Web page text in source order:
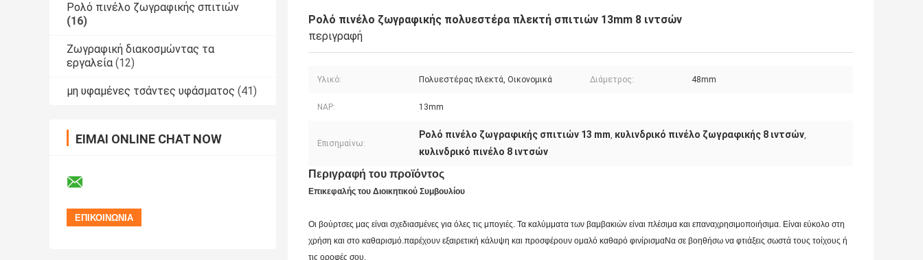
Ρολό πινέλο ζωγραφικής σπιτιών
(16)
Ζωγραφική διακοσμώντας τα
εργαλεία (12)
μη υφαμένες τσάντες υφάσματος (41)
ΕΊΜΑΙ ONLINE CHAT NOW
Ρολό πινέλο ζωγραφικής πολυεστέρα πλεκτή σπιτιών 13mm 8 ιντσών
περιγραφή
Υλικό: Πολυεστέρας πλεκτά, Οικονομικά Διάμετρος: 48mm
NAP: 13mm
Επισημαίνω:
Ρολό πινέλο ζωγραφικής σπιτιών 13 mm, κυλινδρικό πινέλο ζωγραφικής 8 ιντσών,
κυλινδρικό πινέλο 8 ιντσών
Περιγραφή του προϊόντος
Επικεφαλής του Διοικητικού Συμβουλίου
Οι βούρτσες μας είναι σχεδιασμένες για όλες τις μπογιές. Τα καλύμματα των βαμβακιών είναι πλέσιμα και επαναχρησιμοποιήσιμα. Είναι εύκολο στη
χρήση και στο καθαρισμό.παρέχουν εξαιρετική κάλυψη και προσφέρουν ομαλό καθαρό φινίρισμαΝα σε βοηθήσω να φτιάξεις σωστά τους τοίχους ή
τις οροφές σου.